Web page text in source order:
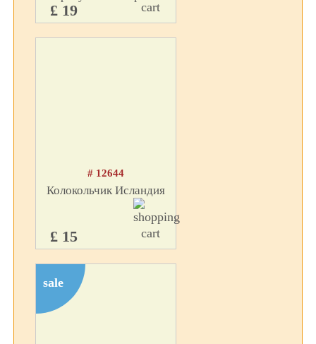
£ 19
# 12644
Колокольчик Исландия
£ 15
sale